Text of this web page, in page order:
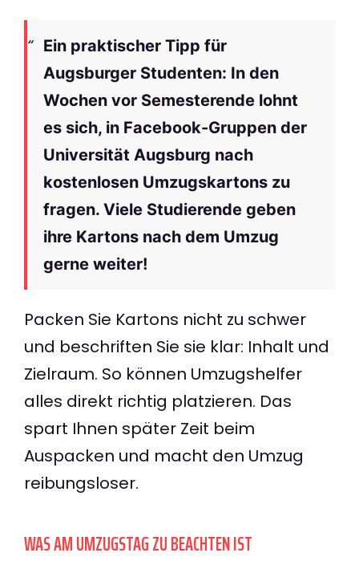
Ein praktischer Tipp für
Augsburger Studenten: In den
Wochen vor Semesterende lohnt
es sich, in Facebook-Gruppen der
Universität Augsburg nach
kostenlosen Umzugskartons zu
fragen. Viele Studierende geben
ihre Kartons nach dem Umzug
gerne weiter!
Packen Sie Kartons nicht zu schwer
und beschriften Sie sie klar: Inhalt und
Zielraum. So können Umzugshelfer
alles direkt richtig platzieren. Das
spart Ihnen später Zeit beim
Auspacken und macht den Umzug
reibungsloser.
WAS AM UMZUGSTAG ZU BEACHTEN IST